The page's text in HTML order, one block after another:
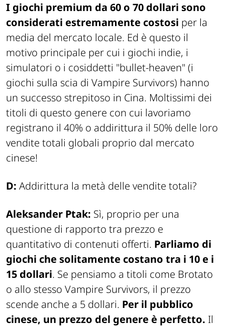
I giochi premium da 60 o 70 dollari sono
considerati estremamente costosi per la
media del mercato locale. Ed è questo il
motivo principale per cui i giochi indie, i
simulatori o i cosiddetti "bullet-heaven" (i
giochi sulla scia di Vampire Survivors) hanno
un successo strepitoso in Cina. Moltissimi dei
titoli di questo genere con cui lavoriamo
registrano il 40% o addirittura il 50% delle loro
vendite totali globali proprio dal mercato
cinese!
D: Addirittura la metà delle vendite totali?
Aleksander Ptak: Sì, proprio per una
questione di rapporto tra prezzo e
quantitativo di contenuti offerti. Parliamo di
giochi che solitamente costano tra i 10 e i
15 dollari. Se pensiamo a titoli come Brotato
o allo stesso Vampire Survivors, il prezzo
scende anche a 5 dollari. Per il pubblico
cinese, un prezzo del genere è perfetto. Il